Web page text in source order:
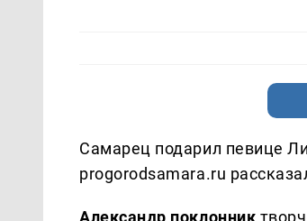
Самарец подарил певице
progorodsamara.ru
Александр поклонник